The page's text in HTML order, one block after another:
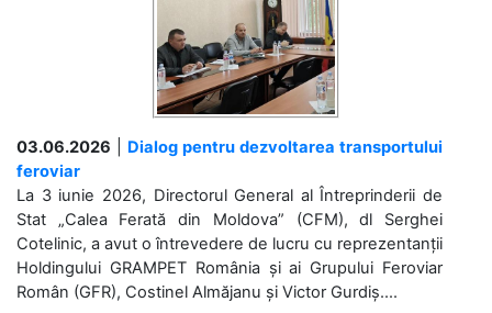
03.06.2026
Dialog pentru dezvoltarea transportului
feroviar
La 3 iunie 2026, Directorul General al Întreprinderii de
Stat „Calea Ferată din Moldova” (CFM), dl Serghei
Cotelinic, a avut o întrevedere de lucru cu reprezentanții
Holdingului GRAMPET România și ai Grupului Feroviar
Român (GFR), Costinel Almăjanu și Victor Gurdiș....